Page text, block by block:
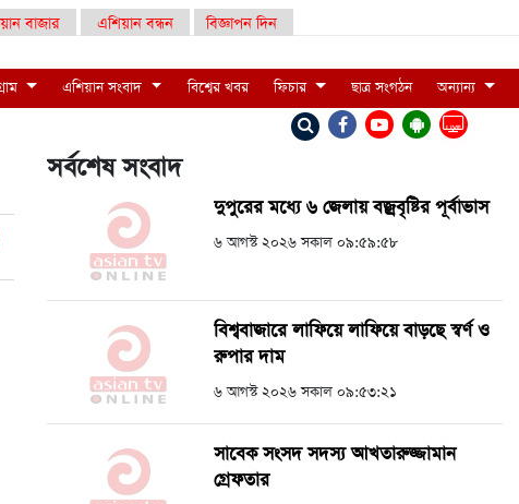
বাজার এশিয়ান বন্ধন বিজ্ঞাপন দিন
LIVE
এশিয়ান সংবাদ বিশ্বের খবর ফিচার ছাত্র সংগঠন অন্যান্য
সর্বশেষ সংবাদ
দুপুরের মধ্যে ৬ জেলায় বজ্রবৃষ্টির পূর্বাভাস
৬ আগস্ট ২০২৬ সকাল ০৯:৫৯:৫৮
বিশ্ববাজারে লাফিয়ে লাফিয়ে বাড়ছে স্বর্ণ ও
রুপার দাম
৬ আগস্ট ২০২৬ সকাল ০৯:৫৩:২১
সাবেক সংসদ সদস্য আখতারুজ্জামান
গ্রেফতার